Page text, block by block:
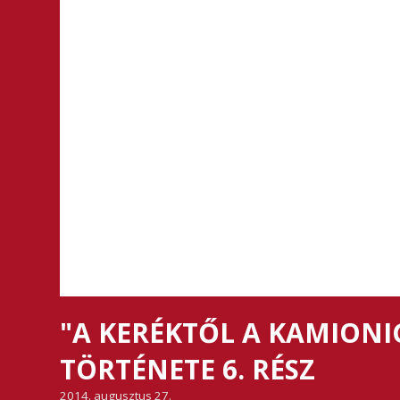
"A KERÉKTŐL A
TÖRTÉNETE 6. RÉSZ
2014. augusztus 27.